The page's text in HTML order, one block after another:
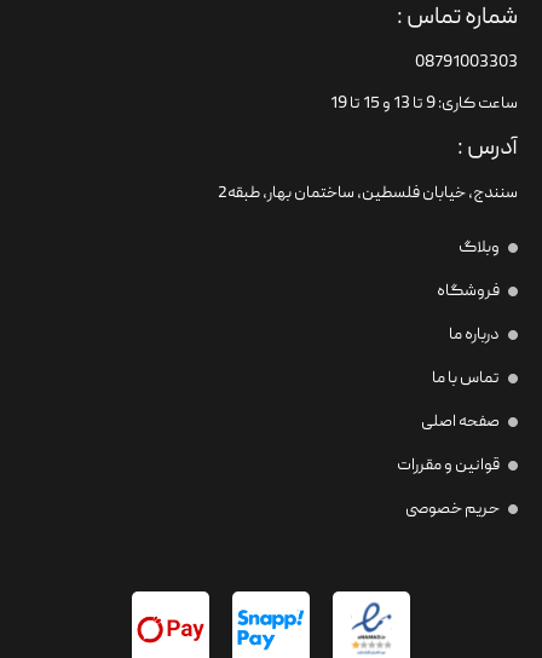
شماره تماس :
08791003303
ساعت کاری: 9 تا 13 و 15 تا 19
آدرس :
سنندج، خیابان فلسطین،‌ ساختمان بهار، طبقه2
وبلاگ
فروشگاه
درباره ما
تماس با ما
صفحه اصلی
قوانین و مقررات
حریم خصوصی